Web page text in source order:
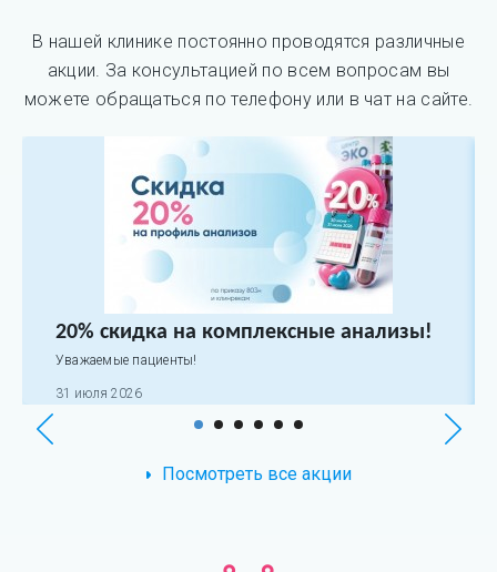
В нашей клинике постоянно проводятся различные
акции. За консультацией по всем вопросам вы
можете обращаться по телефону или в чат на сайте.
20% скидка на комплексные анализы!
Уважаемые пациенты!
31 июля 2026
Посмотреть все акции